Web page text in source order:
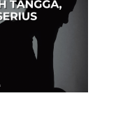
tegas seluruh
dari bandar,
transaksi
judi,
sistem
dari